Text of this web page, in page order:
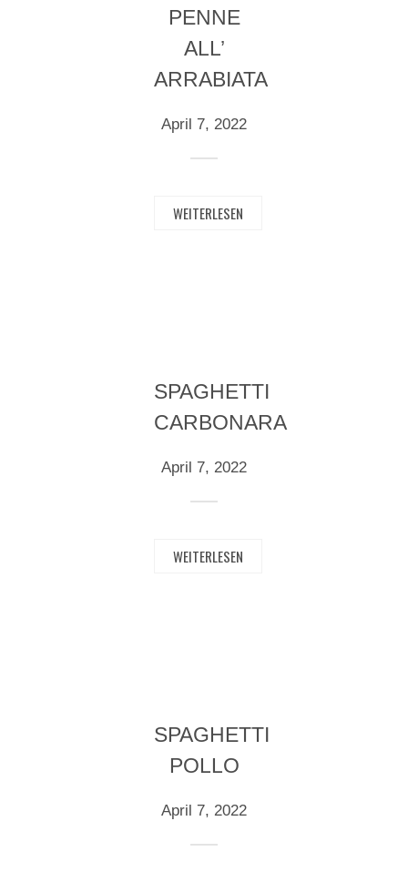
PENNE
ALL’
ARRABIATA
April 7, 2022
WEITERLESEN
SPAGHETTI
CARBONARA
April 7, 2022
WEITERLESEN
SPAGHETTI
POLLO
April 7, 2022